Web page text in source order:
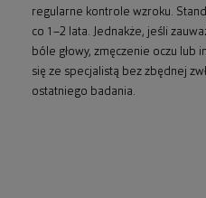
regularne kontrole wzroku.
co 1–2 lata. Jednakże, jeśli
bóle głowy, zmęczenie oczu lub
się ze specjalistą bez zbędnej
ostatniego badania.